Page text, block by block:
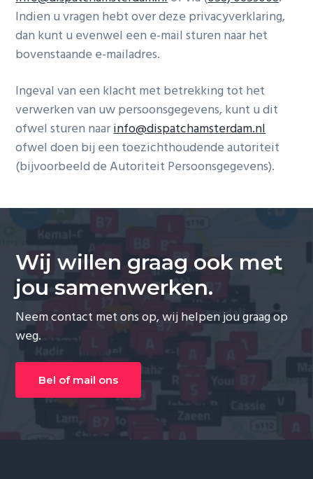
Indien u vragen hebt over deze privacyverklaring,
dan kunt u evenwel een e-mail sturen naar het
bovenstaande e-mailadres.
Ingeval van een klacht met betrekking tot het
verwerken van uw persoonsgegevens, kunt u dit
ofwel sturen naarinfo@dispatchamsterdam.nl
ofwel doen bij een toezichthoudende autoriteit
(bijvoorbeeld de Autoriteit Persoonsgegevens).
Wij willen graag ook met
jou samenwerken.
Neem contact met ons op, wij helpen jou graag op
weg.
Bel of mail ons